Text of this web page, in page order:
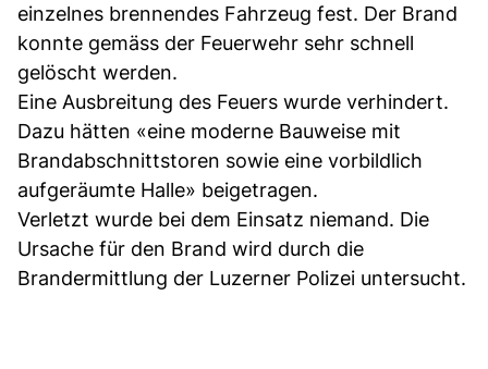
einzelnes brennendes Fahrzeug fest. Der Brand
konnte gemäss der Feuerwehr sehr schnell
gelöscht werden.
Eine Ausbreitung des Feuers wurde verhindert.
Dazu hätten «eine moderne Bauweise mit
Brandabschnittstoren sowie eine vorbildlich
aufgeräumte Halle» beigetragen.
Verletzt wurde bei dem Einsatz niemand. Die
Ursache für den Brand wird durch die
Brandermittlung der Luzerner Polizei untersucht.